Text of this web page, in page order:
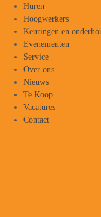
Huren
Hoogwerkers
Keuringen en
Evenementen
Service
Over ons
Nieuws
Te Koop
Vacatures
Contact